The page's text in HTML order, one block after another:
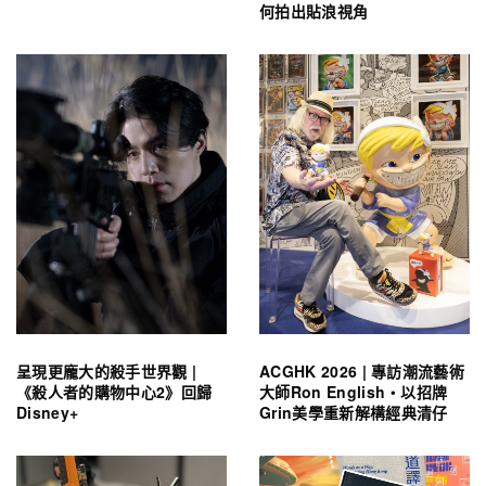
何拍出貼浪視角
呈現更龐大的殺手世界觀 |
《殺人者的購物中心2》回歸
Disney+
ACGHK 2026 | 專訪潮流藝術
大師Ron English・以招牌
Grin美學重新解構經典清仔